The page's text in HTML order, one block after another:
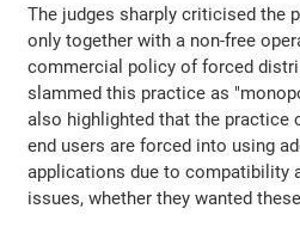
The judges sharply criticised the
only together with a non-free
commercial policy of forced
slammed this practice as
also highlighted that the practice
end users are forced into using
applications due to compatibility
issues, whether they wanted